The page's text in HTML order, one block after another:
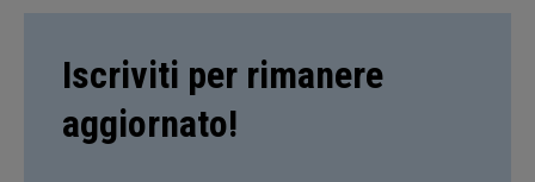
Iscriviti per rimanere
aggiornato!